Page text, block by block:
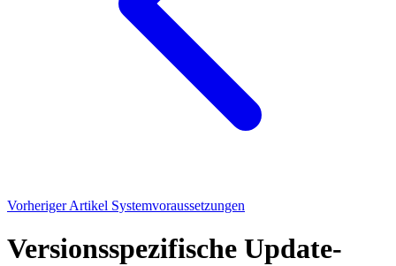
Vorheriger Artikel Systemvoraussetzungen
Versionsspezifische Update-